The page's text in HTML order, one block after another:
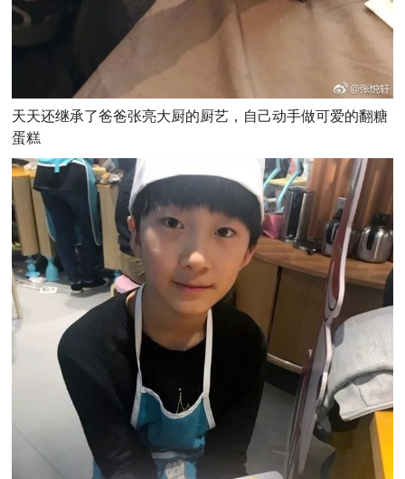
天天还继承了爸爸张亮大厨的厨艺，自己动手做可爱的翻糖
蛋糕